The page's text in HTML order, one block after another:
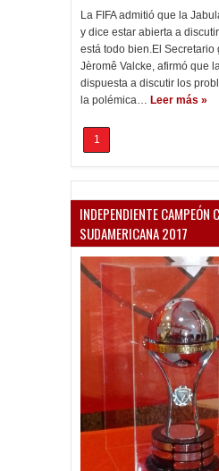
La FIFA admitió que la
y dice estar abierta a
está todo bien.El Secretario
Jèromê Valcke, afirmó que
dispuesta a discutir los
la polémica… Leer más »
1
INDEPENDIENTE CAMPEÓN
SUDAMERICANA 2017